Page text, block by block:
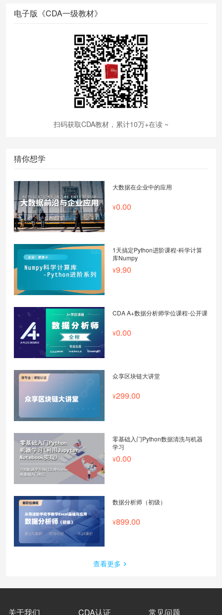
电子版《CDA一级教材》
扫码获取CDA教材，累计10万+在读 ~
猜你想学
大数据在企业中的应用
0.00
1天搞定Python进阶课程-科学计算
库Numpy
9.90
CDA A+数据分析师学位课程-公开课
0.00
众享区块链大讲堂
299.00
零基础入门Python数据清洗与机器
学习
0.00
数据分析师（初级）
899.00
查看更多
关于我们 CDA认证 常见问题